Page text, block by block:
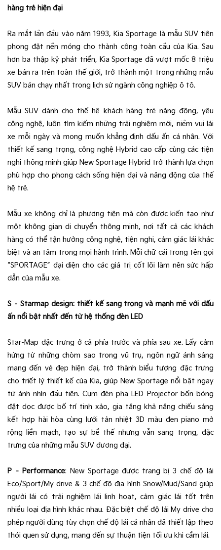
hàng trẻ hiện đại
Ra mắt lần đầu vào năm 1993, Kia Sportage là mẫu SUV tiên
phong đặt nền móng cho thành công toàn cầu của Kia. Sau
hơn ba thập kỷ phát triển, Kia Sportage đã vượt mốc 8 triệu
xe bán ra trên toàn thế giới, trở thành một trong những mẫu
SUV bán chạy nhất trong lịch sử ngành công nghiệp ô tô.
Mẫu SUV dành cho thế hệ khách hàng trẻ năng động, yêu
công nghệ, luôn tìm kiếm những trải nghiệm mới, niềm vui lái
xe mỗi ngày và mong muốn khẳng định dấu ấn cá nhân. Với
thiết kế sang trọng, công nghệ Hybrid cao cấp cùng các tiện
nghi thông minh giúp New Sportage Hybrid trở thành lựa chọn
phù hợp cho phong cách sống hiện đại và năng động của thế
hệ trẻ.
Mẫu xe không chỉ là phương tiện mà còn được kiến tạo như
một không gian di chuyển thông minh, nơi tất cả các khách
hàng có thể tận hưởng công nghệ, tiện nghi, cảm giác lái khác
biệt và an tâm trong mọi hành trình. Mỗi chữ cái trong tên gọi
“SPORTAGE” đại diện cho các giá trị cốt lõi làm nên sức hấp
dẫn của mẫu xe.
S – Starmap design: thiết kế sang trọng và mạnh mẽ với dấu
ấn nổi bật nhất đến từ hệ thống đèn LED
Star-Map đặc trưng ở cả phía trước và phía sau xe. Lấy cảm
hứng từ những chòm sao trong vũ trụ, ngôn ngữ ánh sáng
mang đến vẻ đẹp hiện đại, trở thành biểu tượng đặc trưng
cho triết lý thiết kế của Kia, giúp New Sportage nổi bật ngay
từ ánh nhìn đầu tiên. Cụm đèn pha LED Projector bốn bóng
đặt dọc được bố trí tinh xảo, gia tăng khả năng chiếu sáng
kết hợp hài hòa cùng lưới tản nhiệt 3D màu đen piano mở
rộng liền mạch, tạo sự bề thế nhưng vẫn sang trọng, đặc
trưng của những mẫu SUV đương đại.
P – Performance: New Sportage được trang bị 3 chế độ lái
Eco/Sport/My drive & 3 chế độ địa hình Snow/Mud/Sand giúp
người lái có trải nghiệm lái linh hoạt, cảm giác lái tốt trên
nhiều loại địa hình khác nhau. Đặc biệt chế độ lái My drive cho
phép người dùng tùy chọn chế độ lái cá nhân đã thiết lập theo
thói quen sử dụng, mang đến sự thuận tiện tối ưu khi cầm lái.